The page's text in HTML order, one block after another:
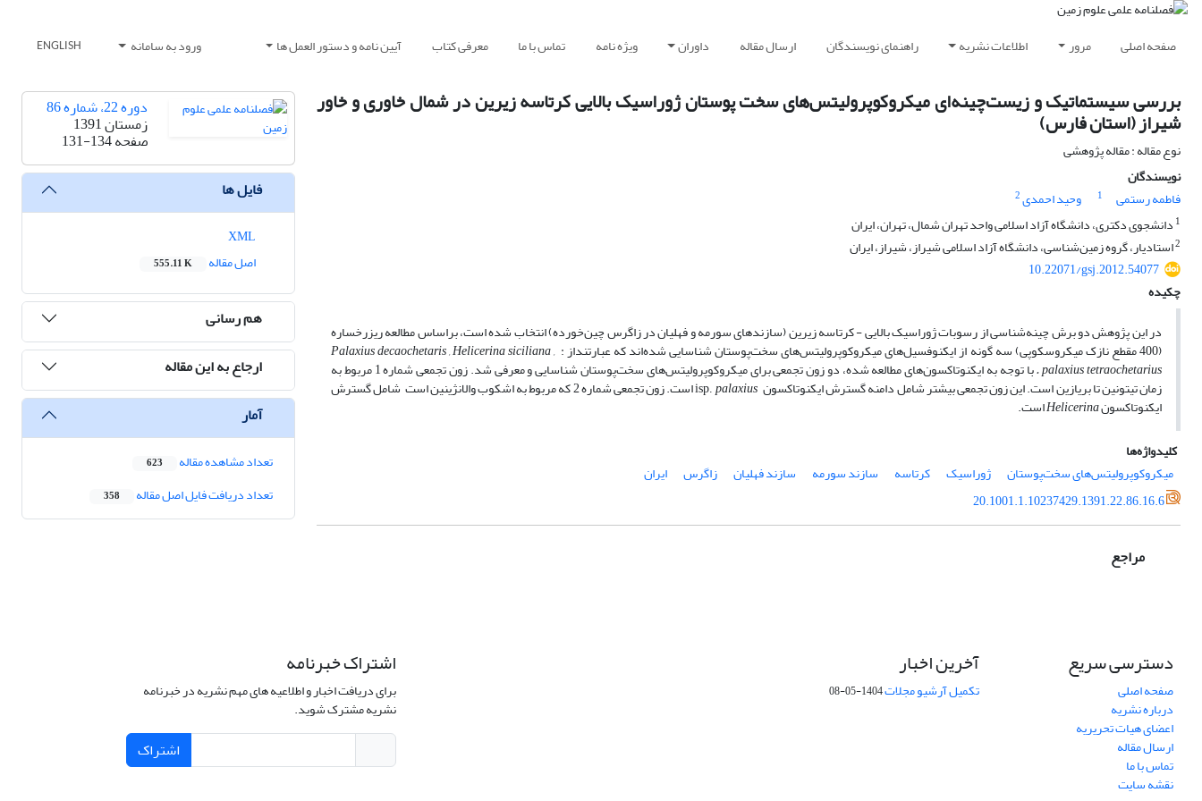
صفحه اصلی مرور اطلاعات نشریه راهنمای نویسندگان ارسال مقاله داوران ویژه نامه تماس با ما معرفی کتاب آیین نامه و دستور العمل ها ورود به سامانه ENGLISH
بررسی سیستماتیک و زیست‌چینه‌ای میکروکوپرولیتس‌های سخت پوستان ژوراسیک بالایی کرتاسه زیرین در شمال خاوری و خاور
شیراز (استان فارس)
نوع مقاله : مقاله پژوهشی
نویسندگان
فاطمه رستمی
1 وحید احمدی2
1 دانشجوی دکتری، دانشگاه آزاد اسلامی واحد تهران شمال، تهران، ایران
2استادیار، گروه زمین‌شناسی، دانشگاه آزاد اسلامی شیراز، شیراز، ایران
10.22071/gsj.2012.54077
چکیده
در این پژوهش دو برش چینه‌شناسی از رسوبات ژوراسیک بالایی - کرتاسه زیرین (سازندهای سورمه و فهلیان در زاگرس چین‌خورده) انتخاب شده است، براساس مطالعه ریزرخساره
(400 مقطع نازک میکروسکوپی) سه گونه از ایکنوفسیل‌های میکروکوپرولیتس‌های سخت‌پوستان شناسایی شده‌اند که عبارتنداز : Palaxius decaochetaris , Helicerina siciliana ,
palaxius tetraochetarius . با توجه به ایکنوتاکسون‌های مطالعه شده، دو زون تجمعی برای میکروکوپرولیتس‌های سخت‌پوستان شناسایی و معرفی شد. زون تجمعی شماره 1 مربوط به
زمان تیتونین تا بریازین است. این زون تجمعی بیشتر شامل دامنه گسترش ایکنوتاکسون isp.
palaxius است. زون تجمعی شماره 2 که مربوط به اشکوب والانژینین است شامل گسترش
ایکنوتاکسونHelicerinaاست.
کلیدواژه‌ها
میکروکوپرولیتس‌های سخت‌پوستان
ژوراسیک کرتاسه سازند سورمه سازند فهلیان زاگرس
ایران
20.1001.1.10237429.1391.22.86.16.6
مراجع
دوره 22، شماره 86
زمستان 1391
صفحه131-134
فایل ها
اصل مقاله
555.11 K
هم رسانی
ارجاع به این مقاله
آمار
تعداد مشاهده مقاله 623
تعداد دریافت فایل اصل مقاله 358
دسترسی سریع
صفحه اصلی
درباره نشریه
اعضای هیات تحریریه
ارسال مقاله
تماس با ما
نقشه سایت
آخرین اخبار
تکمیل آرشیو مجلات1404-05-08
اشتراک خبرنامه
برای دریافت اخبار و اطلاعیه های مهم نشریه در خبرنامه
نشریه مشترک شوید.
اشتراک